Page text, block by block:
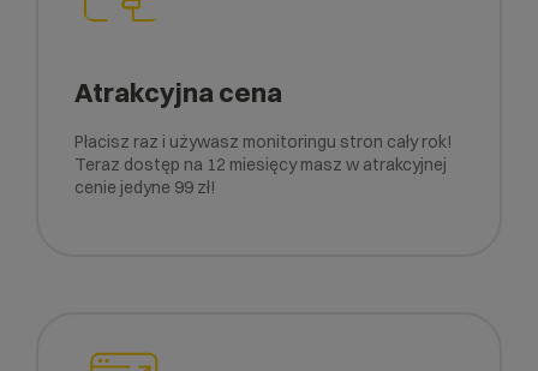
Atrakcyjna cena
Płacisz raz i używasz monitoringu stron cały rok!
Teraz dostęp na 12 miesięcy masz w atrakcyjnej
cenie jedyne 99 zł!